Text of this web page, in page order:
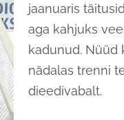
jaanuaris
aga kahjuks
kadunud. Nüüd
nädalas trenni
dieedivabalt.